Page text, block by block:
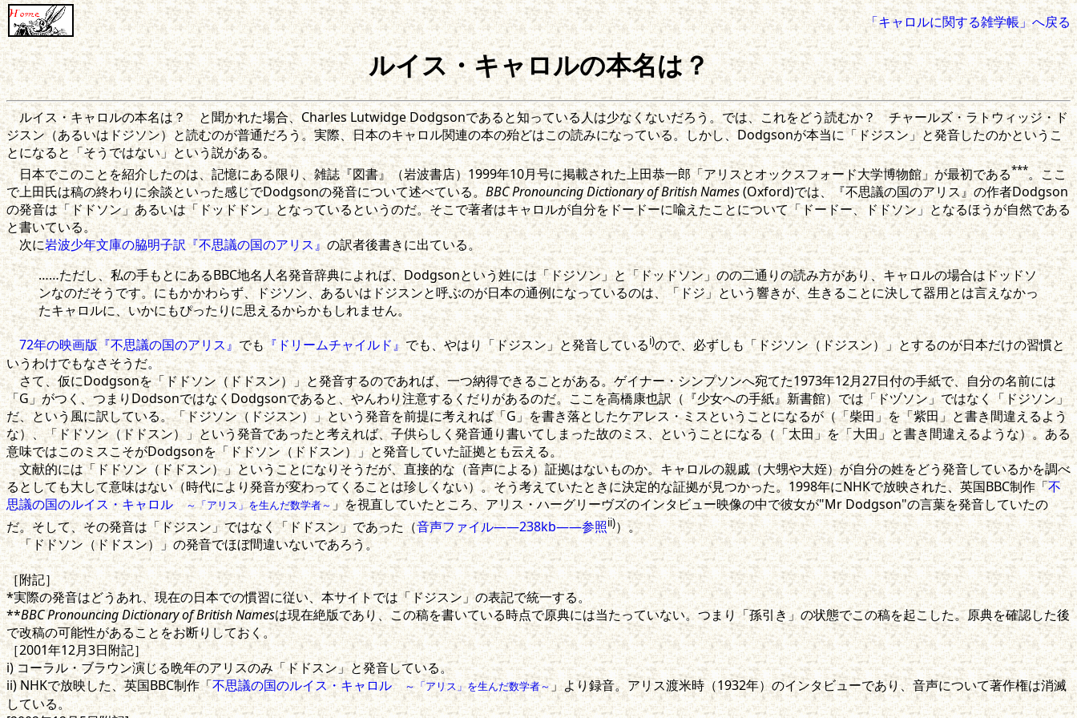
「キャロルに関する雑学帳」へ戻る
ルイス・キャロルの本名は？
ルイス・キャロルの本名は？ と聞かれた場合、Charles Lutwidge Dodgsonであると知っている人は少なくないだろう。では、これをどう読むか？ チャールズ・ラトウィッジ・ド
ジスン（あるいはドジソン）と読むのが普通だろう。実際、日本のキャロル関連の本の殆どはこの読みになっている。しかし、Dodgsonが本当に「ドジスン」と発音したのかというこ
とになると「そうではない」という説がある。
日本でこのことを紹介したのは、記憶にある限り、雑誌『図書』（岩波書店）1999年10月号に掲載された上田恭一郎「アリスとオックスフォード大学博物館」が最初である***。ここ
で上田氏は稿の終わりに余談といった感じでDodgsonの発音について述べている。BBC Pronouncing Dictionary of British Names(Oxford)では、『不思議の国のアリス』の作者Dodgson
の発音は「ドドソン」あるいは「ドッドドン」となっているというのだ。そこで著者はキャロルが自分をドードーに喩えたことについて「ドードー、ドドソン」となるほうが自然である
と書いている。
次に岩波少年文庫の脇明子訳『不思議の国のアリス』の訳者後書きに出ている。
……ただし、私の手もとにあるBBC地名人名発音辞典によれば、Dodgsonという姓には「ドジソン」と「ドッドソン」のの二通りの読み方があり、キャロルの場合はドッドソ
ンなのだそうです。にもかかわらず、ドジソン、あるいはドジスンと呼ぶのが日本の通例になっているのは、「ドジ」という響きが、生きることに決して器用とは言えなかっ
たキャロルに、いかにもぴったりに思えるからかもしれません。
72年の映画版『不思議の国のアリス』でも『ドリームチャイルド』でも、やはり「ドジスン」と発音しているi)ので、必ずしも「ドジソン（ドジスン）」とするのが日本だけの習慣と
いうわけでもなさそうだ。
さて、仮にDodgsonを「ドドソン（ドドスン）」と発音するのであれば、一つ納得できることがある。ゲイナー・シンプソンへ宛てた1973年12月27日付の手紙で、自分の名前には
「G」がつく、つまりDodsonではなくDodgsonであると、やんわり注意するくだりがあるのだ。ここを高橋康也訳（『少女への手紙』新書館）では「ドヅソン」ではなく「ドジソン」
だ、という風に訳している。「ドジソン（ドジスン）」という発音を前提に考えれば「G」を書き落としたケアレス・ミスということになるが（「柴田」を「紫田」と書き間違えるよう
な）、「ドドソン（ドドスン）」という発音であったと考えれば、子供らしく発音通り書いてしまった故のミス、ということになる（「太田」を「大田」と書き間違えるような）。ある
意味ではこのミスこそがDodgsonを「ドドソン（ドドスン）」と発音していた証拠とも云える。
文献的には「ドドソン（ドドスン）」ということになりそうだが、直接的な（音声による）証拠はないものか。キャロルの親戚（大甥や大姪）が自分の姓をどう発音しているかを調べ
るとしても大して意味はない（時代により発音が変わってくることは珍しくない）。そう考えていたときに決定的な証拠が見つかった。1998年にNHKで放映された、英国BBC制作「不
思議の国のルイス・キャロル～「アリス」を生んだ数学者～」を視直していたところ、アリス・ハーグリーヴズのインタビュー映像の中で彼女が"Mr Dodgson"の言葉を発音していたの
だ。そして、その発音は「ドジスン」ではなく「ドドスン」であった（音声ファイル――238kb――参照ii)）。
「ドドソン（ドドスン）」の発音でほぼ間違いないであろう。
［附記］
*実際の発音はどうあれ、現在の日本での慣習に従い、本サイトでは「ドジスン」の表記で統一する。
**BBC Pronouncing Dictionary of British Namesは現在絶版であり、この稿を書いている時点で原典には当たっていない。つまり「孫引き」の状態でこの稿を起こした。原典を確認した後
で改稿の可能性があることをお断りしておく。
［2001年12月3日附記］
i) コーラル・ブラウン演じる晩年のアリスのみ「ドドスン」と発音している。
ii) NHKで放映した、英国BBC制作「不思議の国のルイス・キャロル ～「アリス」を生んだ数学者～」より録音。アリス渡米時（1932年）のインタビューであり、音声について著作権は消滅
している。